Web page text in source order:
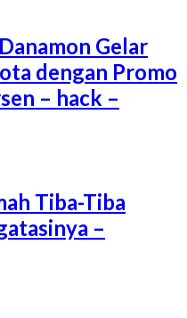
Gelar
dengan Promo
– hack –
Tiba-Tiba
–